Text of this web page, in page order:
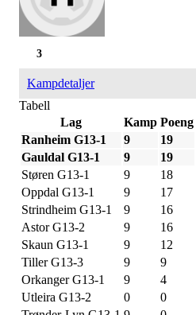
3
Kampdetaljer
Tabell
Lag
Kamp Poeng
Ranheim G13-1
9
19
Gauldal G13-1
9
19
Støren G13-1
9
18
Oppdal G13-1
9
17
Strindheim G13-1
9
16
Astor G13-2
9
16
Skaun G13-1
9
12
Tiller G13-3
9
9
Orkanger G13-1
9
4
Utleira G13-2
0
0